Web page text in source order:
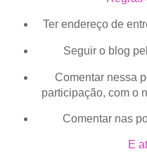
Ter endereço de
Seguir o blog
Comentar nessa
participação, com o
Comentar nas
E